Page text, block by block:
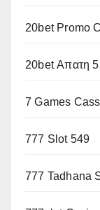
20bet Promo
20bet Απατη
7 Games
777 Slot 549
777 Tadhana